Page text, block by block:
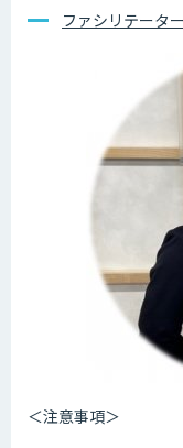
ファシリテー
＜注意事項＞